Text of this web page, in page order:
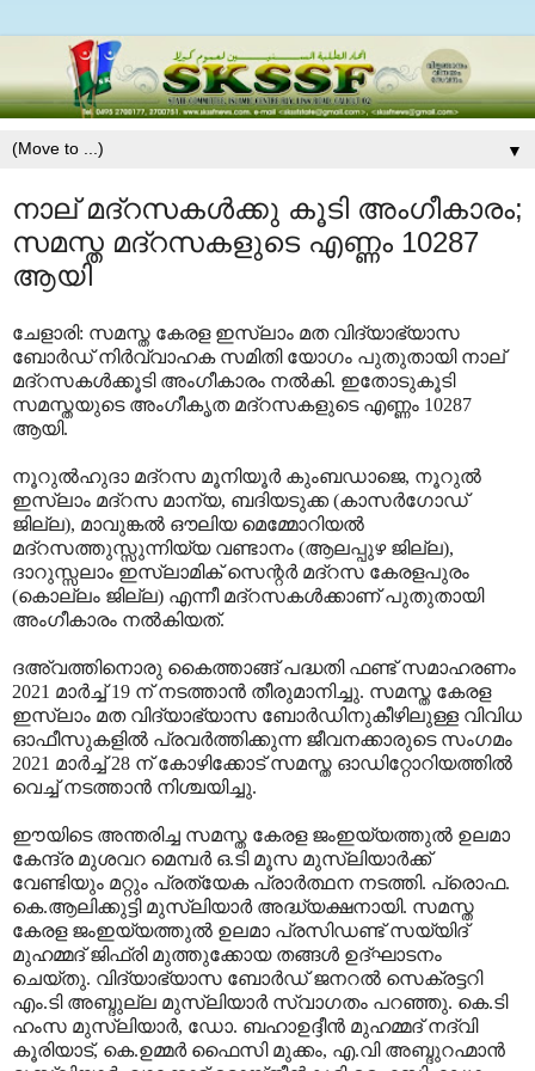
▼
നാല് മദ്‌റസകള്‍ക്കു കൂടി അംഗീകാരം;
സമസ്ത മദ്‌റസകളുടെ എണ്ണം 10287
ആയി
ചേളാരി: സമസ്ത കേരള ഇസ്‌ലാം മത വിദ്യാഭ്യാസ
ബോര്‍ഡ് നിര്‍വ്വാഹക സമിതി യോഗം പുതുതായി നാല്
മദ്‌റസകള്‍ക്കൂടി അംഗീകാരം നല്‍കി. ഇതോടുകൂടി
സമസ്തയുടെ അംഗീകൃത മദ്‌റസകളുടെ എണ്ണം 10287
ആയി.
നൂറുല്‍ഹുദാ മദ്‌റസ മൂനിയൂര്‍ കുംബഡാജെ, നൂറുല്‍
ഇസ്‌ലാം മദ്‌റസ മാന്യ, ബദിയടുക്ക (കാസര്‍ഗോഡ്
ജില്ല), മാവുങ്കല്‍ ഔലിയ മെമ്മോറിയല്‍
മദ്‌റസത്തുസ്സുന്നിയ്യ വണ്ടാനം (ആലപ്പുഴ ജില്ല),
ദാറുസ്സലാം ഇസ്‌ലാമിക് സെന്റര്‍ മദ്‌റസ കേരളപുരം
(കൊല്ലം ജില്ല) എന്നീ മദ്‌റസകള്‍ക്കാണ് പുതുതായി
അംഗീകാരം നല്‍കിയത്.
ദഅ്‌വത്തിനൊരു കൈത്താങ്ങ് പദ്ധതി ഫണ്ട് സമാഹരണം
2021 മാര്‍ച്ച് 19 ന് നടത്താന്‍ തീരുമാനിച്ചു. സമസ്ത കേരള
ഇസ്‌ലാം മത വിദ്യാഭ്യാസ ബോര്‍ഡിനുകീഴിലുള്ള വിവിധ
ഓഫീസുകളില്‍ പ്രവര്‍ത്തിക്കുന്ന ജീവനക്കാരുടെ സംഗമം
2021 മാര്‍ച്ച് 28 ന് കോഴിക്കോട് സമസ്ത ഓഡിറ്റോറിയത്തില്‍
വെച്ച് നടത്താന്‍ നിശ്ചയിച്ചു.
ഈയിടെ അന്തരിച്ച സമസ്ത കേരള ജംഇയ്യത്തുല്‍ ഉലമാ
കേന്ദ്ര മുശവറ മെമ്പര്‍ ഒ.ടി മൂസ മുസ്‌ലിയാര്‍ക്ക്
വേണ്ടിയും മറ്റും പ്രത്യേക പ്രാര്‍ത്ഥന നടത്തി. പ്രൊഫ.
കെ.ആലിക്കുട്ടി മുസ്‌ലിയാര്‍ അദ്ധ്യക്ഷനായി. സമസ്ത
കേരള ജംഇയ്യത്തുല്‍ ഉലമാ പ്രസിഡണ്ട് സയ്യിദ്
മുഹമ്മദ് ജിഫ്‌രി മുത്തുക്കോയ തങ്ങള്‍ ഉദ്ഘാടനം
ചെയ്തു. വിദ്യാഭ്യാസ ബോര്‍ഡ് ജനറല്‍ സെക്രട്ടറി
എം.ടി അബ്ദുല്ല മുസ്‌ലിയാര്‍ സ്വാഗതം പറഞ്ഞു. കെ.ടി
ഹംസ മുസ്‌ലിയാര്‍, ഡോ. ബഹാഉദ്ദീന്‍ മുഹമ്മദ് നദ്‌വി
കൂരിയാട്, കെ.ഉമ്മര്‍ ഫൈസി മുക്കം, എ.വി അബ്ദുറഹ്മാന്‍